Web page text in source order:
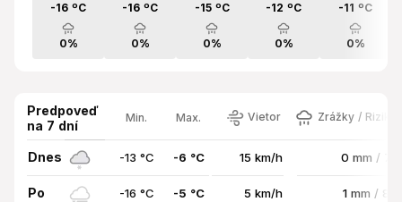
-16 ºC
0%
-16 ºC
0%
-15 ºC
0%
-12 ºC
0%
-11 ºC
0%
Predpoveď
na 7 dní
Min. Max. Vietor Zrážky / Riziko
Dnes -13 °C -6 °C 15 km/h 0 mm /
Po -16 °C -5 °C 5 km/h 1 mm /